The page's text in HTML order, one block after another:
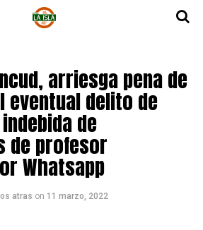
arriesga pena de
eventual delito de
de
de profesor
Whatsapp
atras on 11 marzo, 2022